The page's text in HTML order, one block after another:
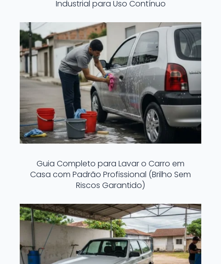
Industrial para Uso Contínuo
Guia Completo para Lavar o Carro em
Casa com Padrão Profissional (Brilho Sem
Riscos Garantido)